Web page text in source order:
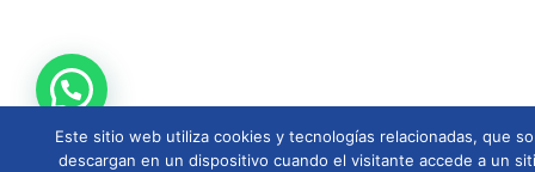
Este sitio web utiliza cookies y tecnologías relacionadas, que
descargan en un dispositivo cuando el visitante accede a un